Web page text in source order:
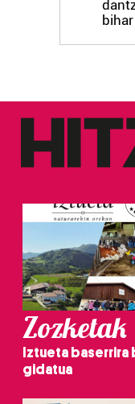
Zozketak
Iztueta baserrira
gidatua